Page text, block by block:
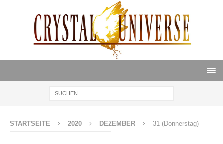
STARTSEITE 2020 DEZEMBER 31 (Donnerstag)